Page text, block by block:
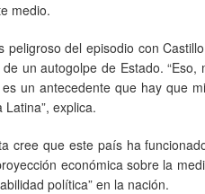
medio.
peligroso del episodio con
un autogolpe de Estado.
un antecedente que hay que
explica.
cree que este país ha
económica sobre la
política” en la nación.